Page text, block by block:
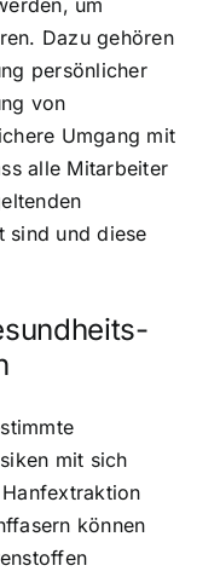
Dazu gehören
persönlicher
von
Umgang mit
alle Mitarbeiter
sind und diese
mit sich
können